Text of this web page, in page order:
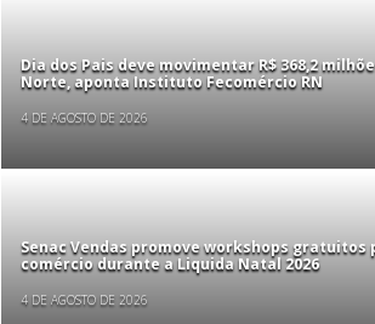
Dia dos Pais deve movimentar R$ 368,2
Norte, aponta Instituto Fecomércio RN
4 DE AGOSTO DE 2026
Senac Vendas promove workshops
comércio durante a Liquida Natal 2026
4 DE AGOSTO DE 2026